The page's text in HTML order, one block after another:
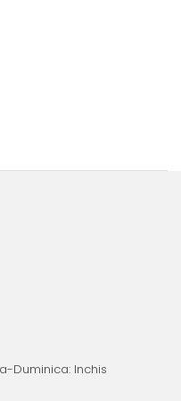
Duminica: Inchis